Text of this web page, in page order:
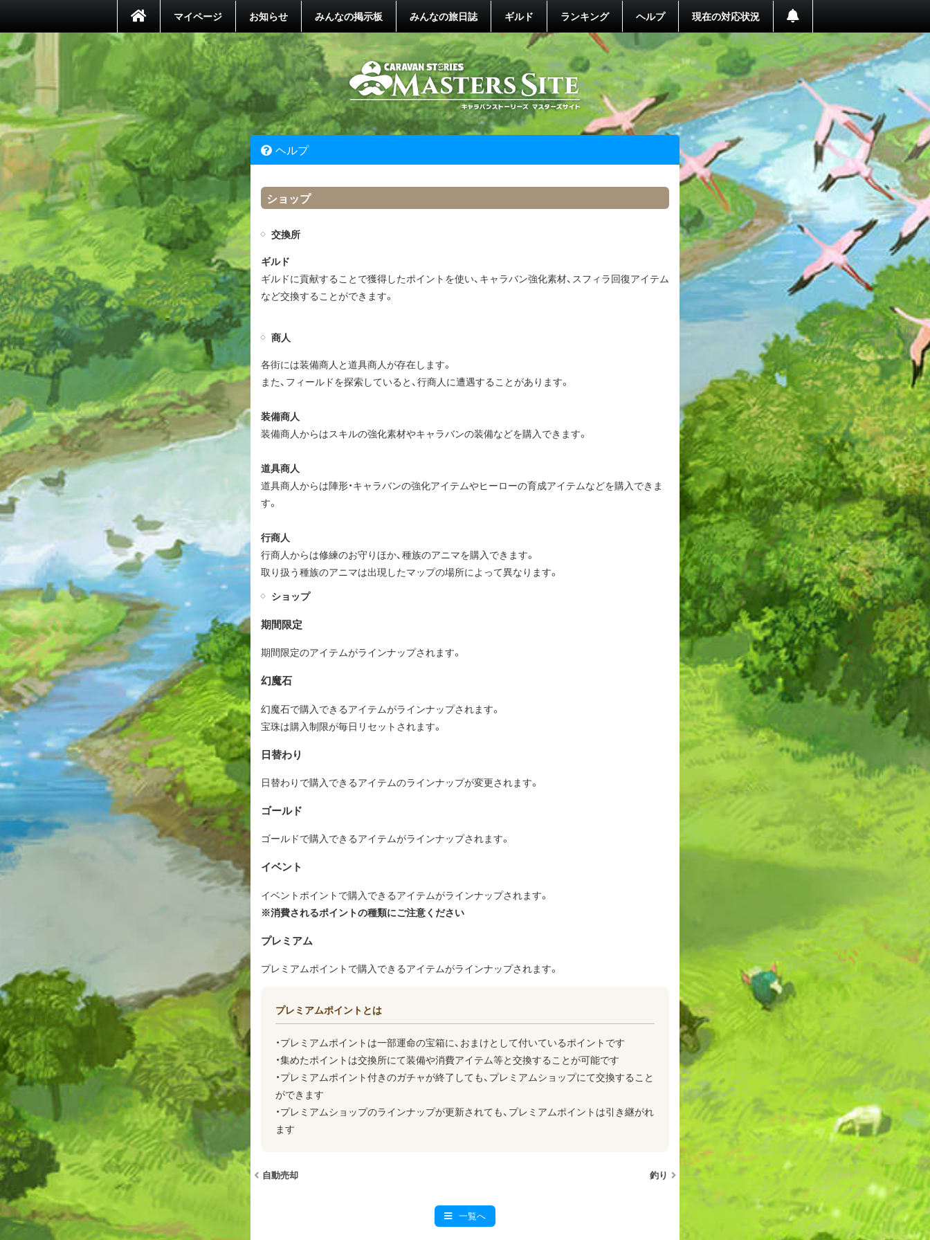
マイページ お知らせ みんなの掲示板 みんなの旅日誌 ギルド ランキング ヘルプ 現在の対応状況
ヘルプ
ショップ
交換所
ギルド
ギルドに貢献することで獲得したポイントを使い、キャラバン強化素材、スフィラ回復アイテム
など交換することができます。
商人
各街には装備商人と道具商人が存在します。
また、フィールドを探索していると、行商人に遭遇することがあります。
装備商人
装備商人からはスキルの強化素材やキャラバンの装備などを購入できます。
道具商人
道具商人からは陣形・キャラバンの強化アイテムやヒーローの育成アイテムなどを購入できま
す。
行商人
行商人からは修練のお守りほか、種族のアニマを購入できます。
取り扱う種族のアニマは出現したマップの場所によって異なります。
ショップ
期間限定
期間限定のアイテムがラインナップされます。
幻魔石
幻魔石で購入できるアイテムがラインナップされます。
宝珠は購入制限が毎日リセットされます。
日替わり
日替わりで購入できるアイテムのラインナップが変更されます。
ゴールド
ゴールドで購入できるアイテムがラインナップされます。
イベント
イベントポイントで購入できるアイテムがラインナップされます。
※消費されるポイントの種類にご注意ください
プレミアム
プレミアムポイントで購入できるアイテムがラインナップされます。
プレミアムポイントとは
・プレミアムポイントは一部運命の宝箱に、おまけとして付いているポイントです
・集めたポイントは交換所にて装備や消費アイテム等と交換することが可能です
・プレミアムポイント付きのガチャが終了しても、プレミアムショップにて交換すること
ができます
・プレミアムショップのラインナップが更新されても、プレミアムポイントは引き継がれ
ます
自動売却 釣り
一覧へ